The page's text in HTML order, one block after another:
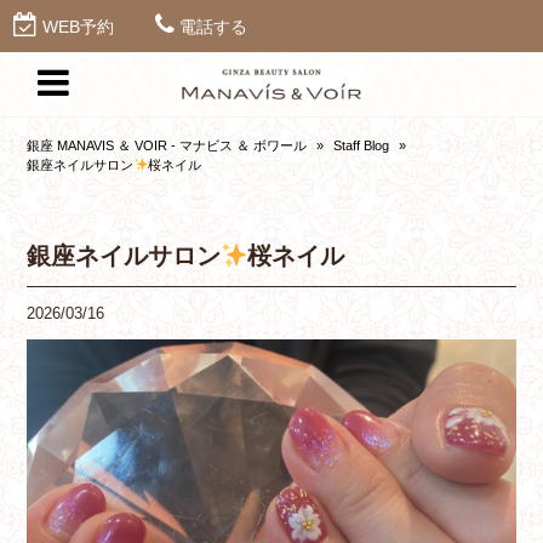
WEB予約 電話する
銀座 MANAVIS ＆ VOIR - マナビス ＆ ボワール » Staff Blog
»
銀座ネイルサロン
桜ネイル
銀座ネイルサロン 桜ネイル
2026/03/16